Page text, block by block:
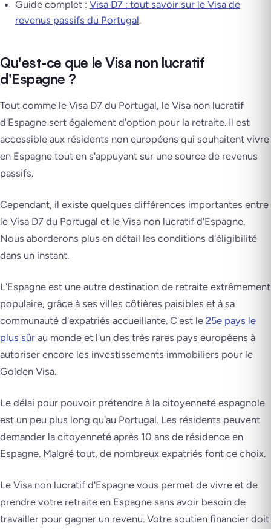
Guide complet : Visa D7 : tout savoir sur le Visa de
revenus passifs du Portugal.
Qu'est-ce que le Visa non lucratif
d'Espagne ?
Tout comme le Visa D7 du Portugal, le Visa non lucratif
d'Espagne sert également d'option pour la retraite. Il est
accessible aux résidents non européens qui souhaitent vivre
en Espagne tout en s'appuyant sur une source de revenus
passifs.
Cependant, il existe quelques différences importantes entre
le Visa D7 du Portugal et le Visa non lucratif d'Espagne.
Nous aborderons plus en détail les conditions d'éligibilité
dans un instant.
L'Espagne est une autre destination de retraite extrêmement
populaire, grâce à ses villes côtières paisibles et à sa
communauté d'expatriés accueillante. C'est le 25e pays le
plus sûr au monde et l'un des très rares pays européens à
autoriser encore les investissements immobiliers pour le
Golden Visa.
Le délai pour pouvoir prétendre à la citoyenneté espagnole
est un peu plus long qu'au Portugal. Les résidents peuvent
demander la citoyenneté après 10 ans de résidence en
Espagne. Malgré tout, de nombreux expatriés font ce choix.
Le Visa non lucratif d'Espagne vous permet de vivre et de
prendre votre retraite en Espagne sans avoir besoin de
travailler pour gagner un revenu. Votre soutien financier doit